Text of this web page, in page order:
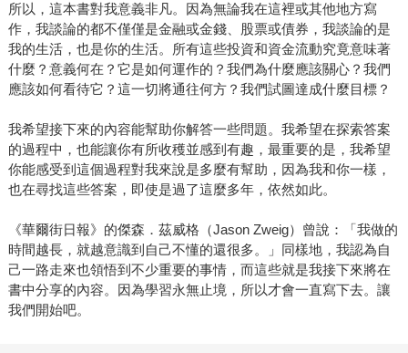
所以，這本書對我意義非凡。因為無論我在這裡或其他地方寫
作，我談論的都不僅僅是金融或金錢、股票或債券，我談論的是
我的生活，也是你的生活。所有這些投資和資金流動究竟意味著
什麼？意義何在？它是如何運作的？我們為什麼應該關心？我們
應該如何看待它？這一切將通往何方？我們試圖達成什麼目標？
我希望接下來的內容能幫助你解答一些問題。我希望在探索答案
的過程中，也能讓你有所收穫並感到有趣，最重要的是，我希望
你能感受到這個過程對我來說是多麼有幫助，因為我和你一樣，
也在尋找這些答案，即使是過了這麼多年，依然如此。
《華爾街日報》的傑森．茲威格（Jason Zweig）曾說：「我做的
時間越長，就越意識到自己不懂的還很多。」同樣地，我認為自
己一路走來也領悟到不少重要的事情，而這些就是我接下來將在
書中分享的內容。因為學習永無止境，所以才會一直寫下去。讓
我們開始吧。